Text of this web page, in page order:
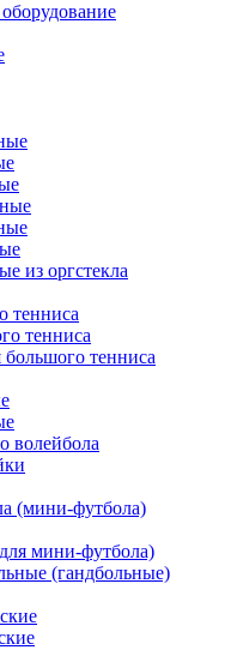
из оргстекла
тенниса
тенниса
тенниса
волейбола
(мини-футбола)
мини-футбола)
(гандбольные)